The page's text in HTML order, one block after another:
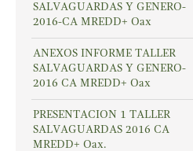
SALVAGUARDAS Y GENERO-
2016-CA MREDD+ Oax
ANEXOS INFORME TALLER
SALVAGUARDAS Y GENERO-
2016 CA MREDD+ Oax
PRESENTACION 1 TALLER
SALVAGUARDAS 2016 CA
MREDD+ Oax.